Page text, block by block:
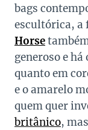
bags
escultórica, a
Horse
generoso e
quanto em
e o amarelo
quem quer
britânico,